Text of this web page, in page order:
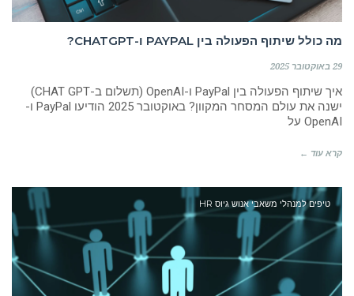
מה כולל שיתוף הפעולה בין PAYPAL ו-CHATGPT?
29 באוקטובר 2025
איך שיתוף הפעולה בין PayPal ו-OpenAI (תשלום ב-CHAT GPT)
ישנה את עולם המסחר המקוון? באוקטובר 2025 הודיעו PayPal ו-
OpenAI על
קרא עוד ←
טיפים למנהלי משאבי אנוש גיוס HR